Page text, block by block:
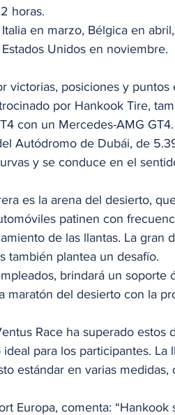
horas.
en marzo, Bélgica en
Unidos en noviembre.
victorias, posiciones y puntos
por Hankook Tire,
con un Mercedes-AMG GT4.
Autódromo de Dubái, de
y se conduce en el
es la arena del desierto,
patinen con
de las llantas. La gran
también plantea un desafío.
brindará un soporte
maratón del desierto con la
Race ha superado estos
para los participantes. La
estándar en varias medidas,
Europa, comenta: “Hankook